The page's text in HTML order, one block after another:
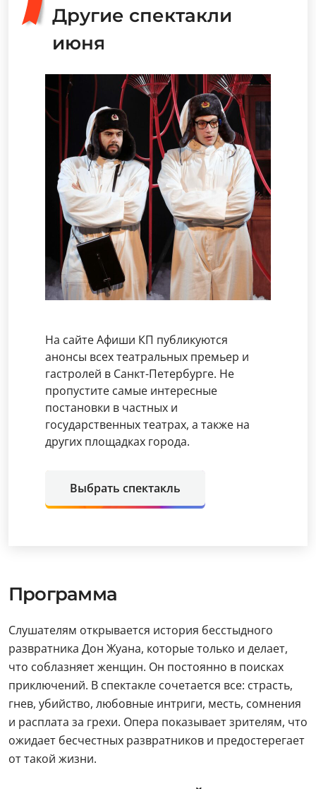
Другие спектакли
июня
На сайте Афиши КП публикуются
анонсы всех театральных премьер и
гастролей в Санкт-Петербурге. Не
пропустите самые интересные
постановки в частных и
государственных театрах, а также на
других площадках города.
Выбрать спектакль
Программа
Слушателям открывается история бесстыдного
развратника Дон Жуана, которые только и делает,
что соблазняет женщин. Он постоянно в поисках
приключений. В спектакле сочетается все: страсть,
гнев, убийство, любовные интриги, месть, сомнения
и расплата за грехи. Опера показывает зрителям, что
ожидает бесчестных развратников и предостерегает
от такой жизни.